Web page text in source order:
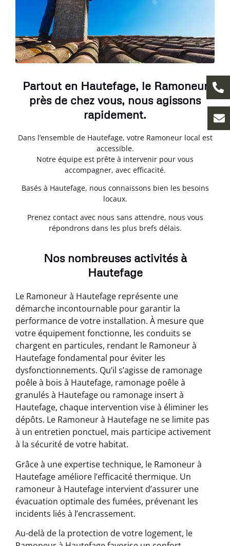
Partout en Hautefage, le Ramoneur
près de chez vous, nous agissons
rapidement.
Dans l’ensemble de Hautefage, votre Ramoneur local est
accessible.
Notre équipe est prête à intervenir pour vous
accompagner, avec efficacité.
Basés à Hautefage, nous connaissons bien les besoins
locaux.
Prenez contact avec nous sans attendre, nous vous
répondrons dans les plus brefs délais.
Nos nombreuses activités à
Hautefage
Le Ramoneur à Hautefage représente une
démarche incontournable pour garantir la
performance de votre installation. À mesure que
votre équipement fonctionne, les conduits se
chargent en particules, rendant le Ramoneur à
Hautefage fondamental pour éviter les
dysfonctionnements. Qu’il s’agisse de ramonage
poêle à bois à Hautefage, ramonage poêle à
granulés à Hautefage ou ramonage insert à
Hautefage, chaque intervention vise à éliminer les
dépôts. Le Ramoneur à Hautefage ne se limite pas
à un entretien ponctuel, mais participe activement
à la sécurité de votre habitat.
Grâce à une expertise technique, le Ramoneur à
Hautefage améliore l’efficacité thermique. Un
ramoneur à Hautefage intervient d’assurer une
évacuation optimale des fumées, prévenant les
incidents liés à l’encrassement.
Au-delà de la protection de votre logement, le